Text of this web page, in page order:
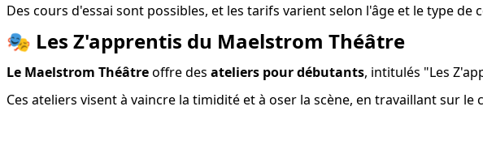
Des cours d'essai sont possibles, et les tarifs varient selon l'âge et le type de
🎭 Les Z'apprentis du Maelstrom Théâtre
Le Maelstrom Théâtre offre des ateliers pour débutants, intitulés "Les
Ces ateliers visent à vaincre la timidité et à oser la scène, en travaillant sur